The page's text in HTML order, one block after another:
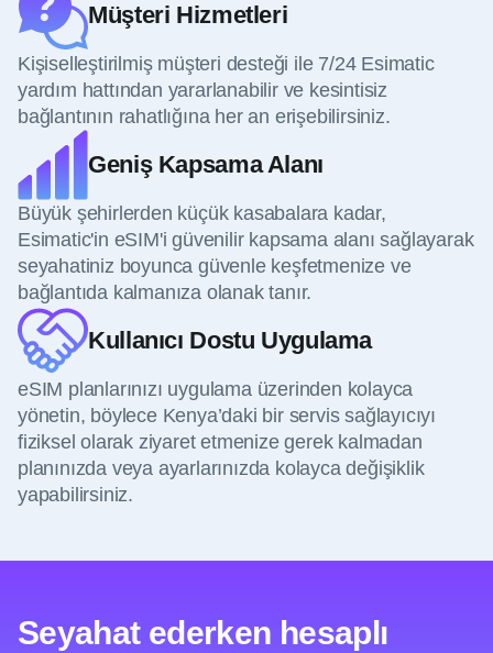
Müşteri Hizmetleri
Kişiselleştirilmiş müşteri desteği ile 7/24 Esimatic
yardım hattından yararlanabilir ve kesintisiz
bağlantının rahatlığına her an erişebilirsiniz.
Geniş Kapsama Alanı
Büyük şehirlerden küçük kasabalara kadar,
Esimatic'in eSIM'i güvenilir kapsama alanı sağlayarak
seyahatiniz boyunca güvenle keşfetmenize ve
bağlantıda kalmanıza olanak tanır.
Kullanıcı Dostu Uygulama
eSIM planlarınızı uygulama üzerinden kolayca
yönetin, böylece Kenya’daki bir servis sağlayıcıyı
fiziksel olarak ziyaret etmenize gerek kalmadan
planınızda veya ayarlarınızda kolayca değişiklik
yapabilirsiniz.
Seyahat ederken hesaplı